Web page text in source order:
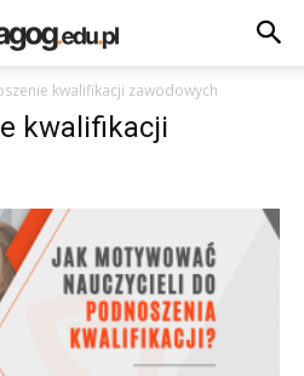
kwalifikacji zawodowych
kwalifikacji